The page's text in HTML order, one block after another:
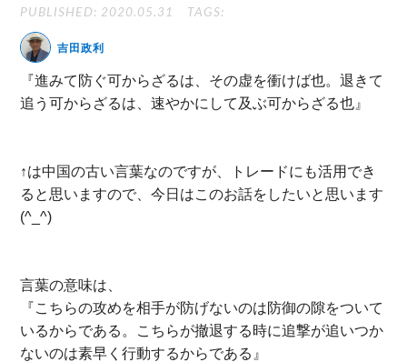
PUBLISHED: 2020.05.31 TAGS:
吉田政利
『進みて防ぐ可からざるは、その虚を衝けば也。退きて
追う可からざるは、速やかにして及ぶ可からざる也』
↑は中国の古い言葉なのですが、トレードにも活用でき
ると思いますので、今日はこのお話をしたいと思います
(^_^)
言葉の意味は、
『こちらの攻めを相手が防げないのは防御の隙をついて
いるからである。こちらが撤退する時に追撃が追いつか
ないのは素早く行動するからである』